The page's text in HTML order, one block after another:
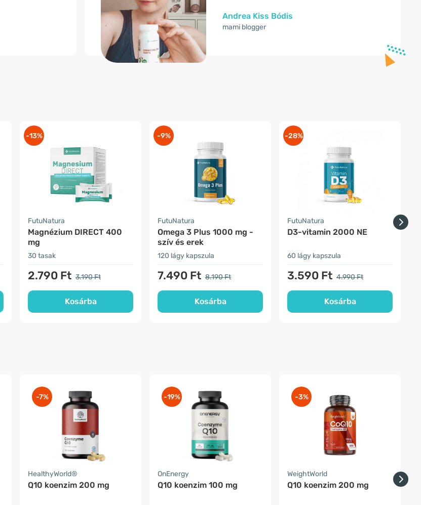
Andrea Kiss Bódis
mami blogger
-13%
FutuNatura
Magnézium DIRECT 400
mg
30 tasak
2.790 Ft 3.190 Ft
Kosárba
-9%
FutuNatura
Omega 3 Plus 1000 mg -
szív és erek
120 lágy kapszula
7.490 Ft 8.190 Ft
Kosárba
-28%
FutuNatura
D3-vitamin 2000 NE
60 lágy kapszula
3.590 Ft 4.990 Ft
Kosárba
-7%
HealthyWorld®
Q10 koenzim 200 mg
-19%
OnEnergy
Q10 koenzim 100 mg
-3%
WeightWorld
Q10 koenzim 200 mg